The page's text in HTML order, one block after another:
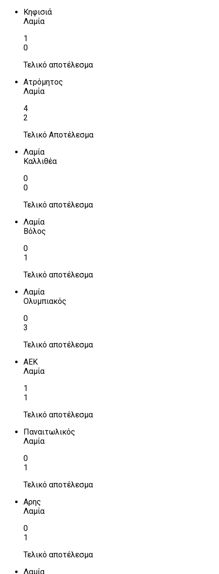
Κηφισιά
Λαμία
1
0
Τελικό αποτέλεσμα
Ατρόμητος
Λαμία
4
2
Τελικό Αποτέλεσμα
Λαμία
Καλλιθέα
0
0
Τελικό αποτέλεσμα
Λαμία
Βόλος
0
1
Τελικό αποτέλεσμα
Λαμία
Ολυμπιακός
0
3
Τελικό αποτέλεσμα
ΑΕΚ
Λαμία
1
1
Τελικό αποτέλεσμα
Παναιτωλικός
Λαμία
0
1
Τελικό αποτέλεσμα
Αρης
Λαμία
0
1
Τελικό αποτέλεσμα
Λαμία